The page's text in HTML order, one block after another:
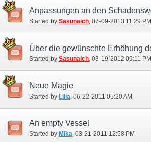
Started by Sasunaich‎, 07-09-2013 11:29 PM
Started by Sasunaich‎, 03-19-2012 09:11 PM
Neue Magie
Started by Lilia ‎, 06-22-2011 05:20 AM
An empty Vessel
Started by Mika‎, 03-21-2011 12:58 PM